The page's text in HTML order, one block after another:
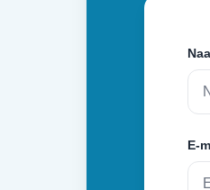
E-